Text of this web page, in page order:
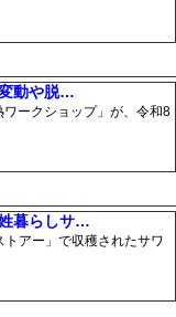
動や脱…
ークショップ」が、令和8
暮らしサ…
アー」で収穫されたサワ